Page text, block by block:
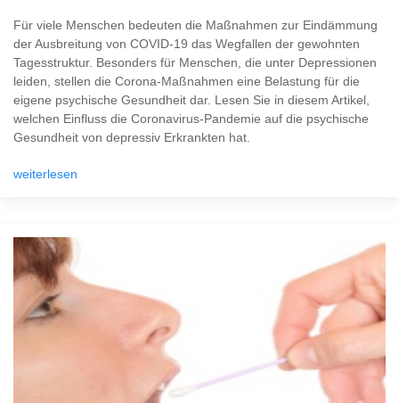
Für viele Menschen bedeuten die Maßnahmen zur Eindämmung
der Ausbreitung von COVID-19 das Wegfallen der gewohnten
Tagesstruktur. Besonders für Menschen, die unter Depressionen
leiden, stellen die Corona-Maßnahmen eine Belastung für die
eigene psychische Gesundheit dar. Lesen Sie in diesem Artikel,
welchen Einfluss die Coronavirus-Pandemie auf die psychische
Gesundheit von depressiv Erkrankten hat.
weiterlesen